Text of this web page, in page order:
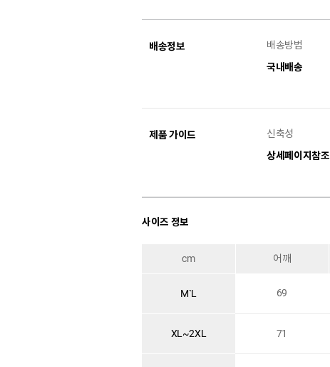
배송정보
배송방법
국내배송
제품 가이드
신축성
상세페이지참조
사이즈 정보
cm 어깨
M`L 69
XL~2XL 71